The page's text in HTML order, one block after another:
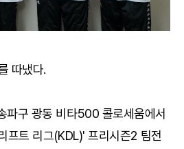
따냈다.
파구 광동 비타500 콜로세움에서
프트 리그(KDL)' 프리시즌2 팀전